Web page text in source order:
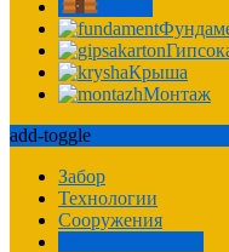
Крыша
Монтаж
add-toggle
Забор
Технологии
Сооружения